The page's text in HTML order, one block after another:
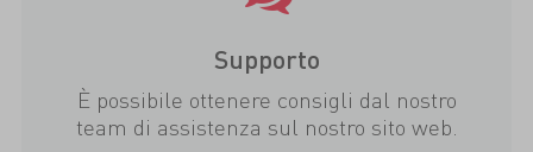
Supporto
È possibile ottenere consigli dal nostro
team di assistenza sul nostro sito web.